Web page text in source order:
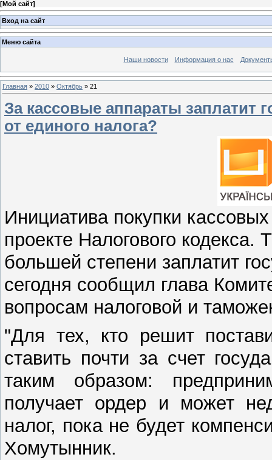
[Мой сайт]
Вход на сайт
Меню сайта
Наши новости Информация о нас
Главная » 2010 » Октябрь » 21
За кассовые аппараты заплатит
от единого налога?
Инициатива покупки
проекте Налогового кодекса.
большей степени заплатит
сегодня сообщил глава
вопросам налоговой и
"Для тех, кто решит
ставить почти за счет
таким образом:
получает ордер и может
налог, пока не будет
Хомутынник.